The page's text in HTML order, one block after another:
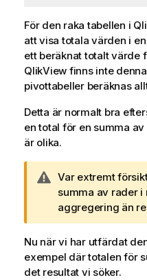
För den raka tabellen i
att visa totala värden i
ett beräknat totalt värde
QlikView finns inte
pivottabeller beräknas
Detta är normalt bra
en total för en summa
är olika.
A
n
t
e
c
k
n
Var extremt
summa av rader i
aggregering än
Nu när vi har utfärdat
exempel där totalen för
det resultat vi söker.